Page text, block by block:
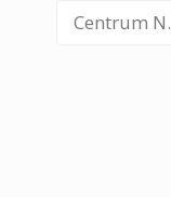
Centrum N.